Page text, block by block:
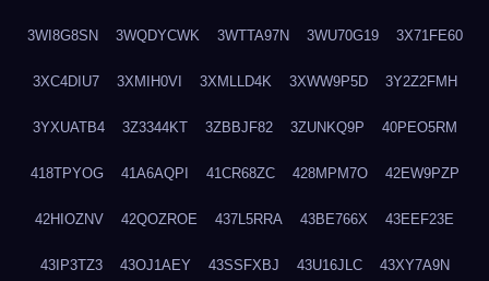
3WI8G8SN 3WQDYCWK 3WTTA97N 3WU70G19 3X71FE60
3XC4DIU7 3XMIH0VI 3XMLLD4K 3XWW9P5D 3Y2Z2FMH
3YXUATB4 3Z3344KT 3ZBBJF82 3ZUNKQ9P 40PEO5RM
418TPYOG 41A6AQPI 41CR68ZC 428MPM7O 42EW9PZP
42HIOZNV 42QOZROE 437L5RRA 43BE766X 43EEF23E
43IP3TZ3 43OJ1AEY 43SSFXBJ 43U16JLC 43XY7A9N